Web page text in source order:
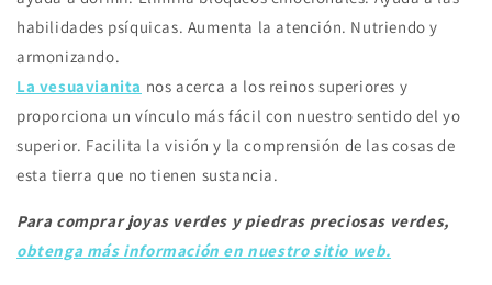
habilidades psíquicas. Aumenta la atención. Nutriendo y
armonizando.
La vesuavianita nos acerca a los reinos superiores y
proporciona un vínculo más fácil con nuestro sentido del yo
superior. Facilita la visión y la comprensión de las cosas de
esta tierra que no tienen sustancia.
Para comprar joyas verdes y piedras preciosas verdes,
obtenga más información en nuestro sitio web.